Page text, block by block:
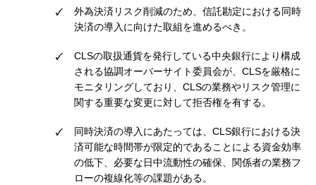
外為決済リスク削減のため、信託勘定における同時
決済の導入に向けた取組を進めるべき。
CLSの取扱通貨を発行している中央銀行により構成
される協調オーバーサイト委員会が、CLSを厳格に
モニタリングしており、CLSの業務やリスク管理に
関する重要な変更に対して拒否権を有する。
同時決済の導入にあたっては、CLS銀行における決
済可能な時間帯が限定的であることによる資金効率
の低下、必要な日中流動性の確保、関係者の業務フ
ローの複線化等の課題がある。